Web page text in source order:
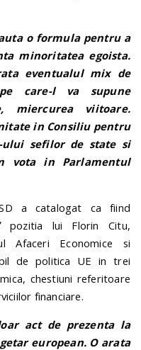
o formula pentru a
minoritatea egoista.
eventualul mix de
care-l va supune
miercurea viitoare.
in Consiliu pentru
ului sefilor de state si
vota in Parlamentul
a catalogat ca fiind
pozitia lui Florin Citu,
Afaceri Economice si
de politica UE in trei
chestiuni referitoare
financiare.
act de prezenta la
european. O arata